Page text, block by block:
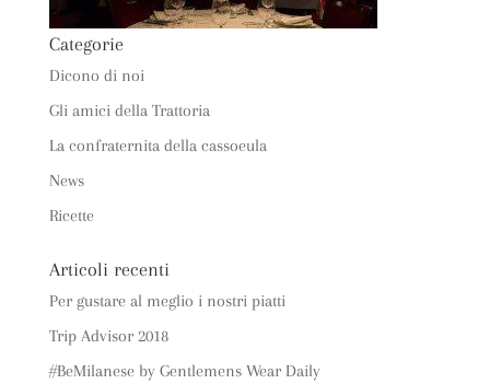
Categorie
Dicono di noi
Gli amici della Trattoria
La confraternita della cassoeula
News
Ricette
Articoli recenti
Per gustare al meglio i nostri piatti
Trip Advisor 2018
#BeMilanese by Gentlemens Wear Daily